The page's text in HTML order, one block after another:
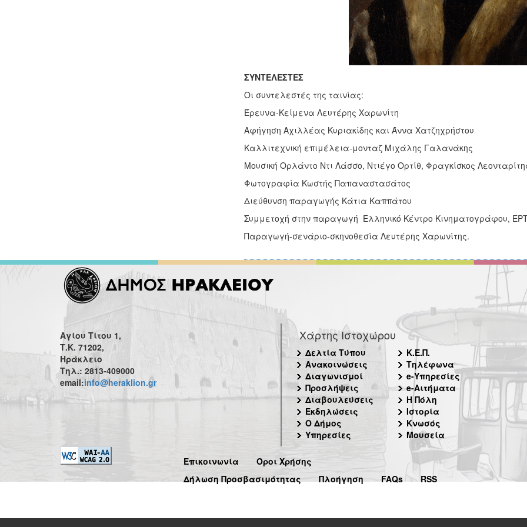
ΣΥΝΤΕΛΕΣΤΕΣ
Οι συντελεστές της ταινίας:
Έρευνα-Κείμενα Λευτέρης Χαρωνίτη
Αφήγηση Αχιλλέας Κυριακίδης και Άννα Χατζηχρήστου
Καλλιτεχνική επιμέλεια-μονταζ Μιχάλης Γαλανάκης
Μουσική Ορλάντο Ντι Λάσσο, Ντιέγο Ορτίθ, Φραγκίσκος
Φωτογραφία Κωστής Παπαναστασάτος
Διεύθυνση παραγωγής Κάτια Καππάτου
Συμμετοχή στην παραγωγή Ελληνικό Κέντρο Κινηματογράφου, ΕΡΤ
Παραγωγή-σενάριο-σκηνοθεσία Λευτέρης Χαρωνίτης.
Αγίου Τίτου 1,
Τ.Κ. 71202,
Ηράκλειο
Τηλ.: 2813-409000
email:info@heraklion.gr
Χάρτης Ιστοχώρου
Δελτία Τύπου
Ανακοινώσεις
Διαγωνισμοί
Προσλήψεις
Διαβουλεύσεις
Εκδηλώσεις
Ο Δήμος
Υπηρεσίες
Κ.Ε.Π.
Τηλέφωνα
e-Υπηρεσίες
e-Αιτήματα
Η Πόλη
Ιστορία
Κνωσός
Μουσεία
Επικοινωνία
Όροι Χρήσης
Δήλωση Προσβασιμότητας
Πλοήγηση FAQs RSS